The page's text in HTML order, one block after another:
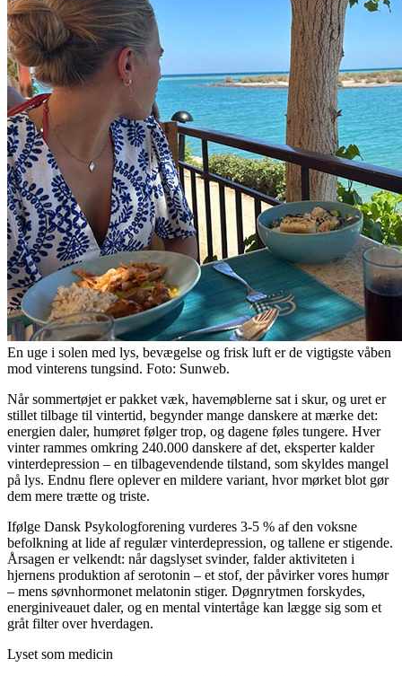
En uge i solen med lys, bevægelse og frisk luft er de vigtigste våben
mod vinterens tungsind. Foto: Sunweb.
Når sommertøjet er pakket væk, havemøblerne sat i skur, og uret er
stillet tilbage til vintertid, begynder mange danskere at mærke det:
energien daler, humøret følger trop, og dagene føles tungere. Hver
vinter rammes omkring 240.000 danskere af det, eksperter kalder
vinterdepression – en tilbagevendende tilstand, som skyldes mangel
på lys. Endnu flere oplever en mildere variant, hvor mørket blot gør
dem mere trætte og triste.
Ifølge Dansk Psykologforening vurderes 3-5 % af den voksne
befolkning at lide af regulær vinterdepression, og tallene er stigende.
Årsagen er velkendt: når dagslyset svinder, falder aktiviteten i
hjernens produktion af serotonin – et stof, der påvirker vores humør
– mens søvnhormonet melatonin stiger. Døgnrytmen forskydes,
energiniveauet daler, og en mental vintertåge kan lægge sig som et
gråt filter over hverdagen.
Lyset som medicin